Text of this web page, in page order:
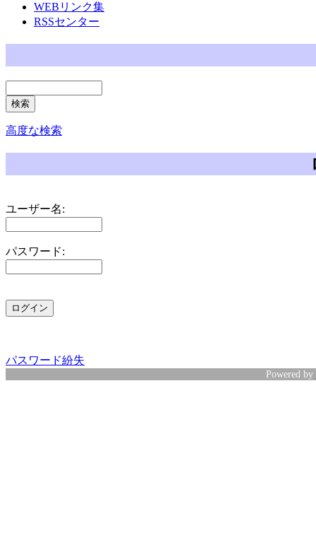
WEBリンク集
RSSセンター
高度な検索
ユーザー名:
パスワード:
パスワード紛失
Powered by